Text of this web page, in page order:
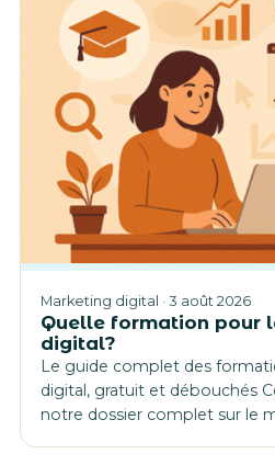
Marketing digital · 3 août 2026
Quelle formation pour
digital?
Le guide complet des
digital, gratuit et débouchés
notre dossier complet sur le